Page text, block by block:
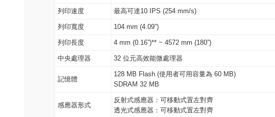
列印速度 最高可達10 IPS (254 mm/s)
列印寬度 104 mm (4.09”)
列印長度 4 mm (0.16”)** ~ 4572 mm (180”)
中央處理器 32 位元高效能微處理器
記憶體
128 MB Flash (使用者可用容量為 60 MB)
SDRAM 32 MB
感應器形式
反射式感應器：可移動式置左對齊
透光式感應器：可移動式置左對齊